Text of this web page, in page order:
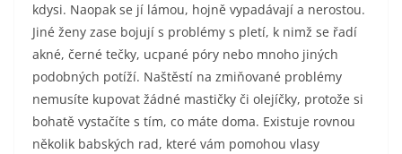
kdysi. Naopak se jí lámou, hojně vypadávají a nerostou.
Jiné ženy zase bojují s problémy s pletí, k nimž se řadí
akné, černé tečky, ucpané póry nebo mnoho jiných
podobných potíží. Naštěstí na zmiňované problémy
nemusíte kupovat žádné mastičky či olejíčky, protože si
bohatě vystačíte s tím, co máte doma. Existuje rovnou
několik babských rad, které vám pomohou vlasy